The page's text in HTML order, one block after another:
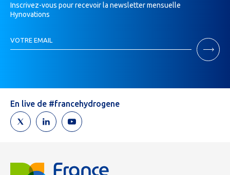
Inscrivez-vous pour recevoir la newsletter mensuelle
Hynovations
Newsletter
VOTRE EMAIL
Si
un
humain,
ne
remplissez
pas
En live de #francehydrogene